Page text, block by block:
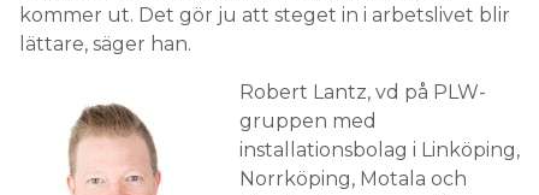
kommer ut. Det gör ju att steget in i arbetslivet blir
lättare, säger han.
Robert Lantz, vd på PLW-
gruppen med
installationsbolag i Linköping,
Norrköping, Motala och